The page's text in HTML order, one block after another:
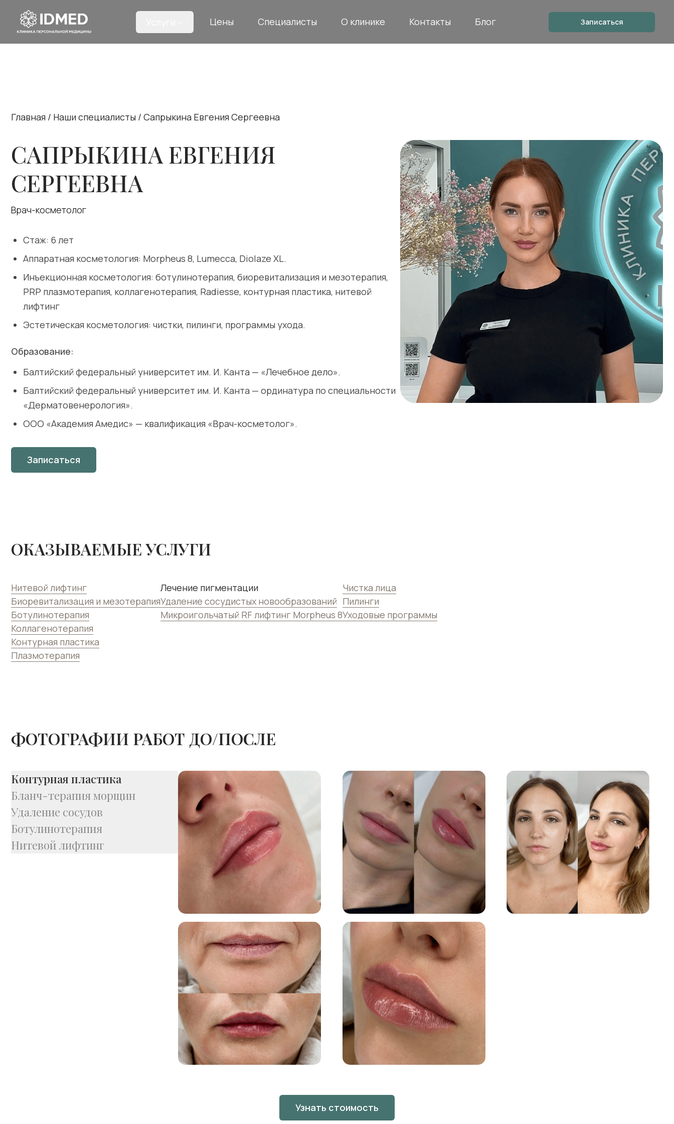
Цены Специалисты О клинике Контакты Блог Записаться
Главная / Наши специалисты / Сапрыкина Евгения Сергеевна
САПРЫКИНАЕВГЕНИЯ
СЕРГЕЕВНА
Врач-косметолог
Стаж: 6 лет
Аппаратная косметология: Morpheus 8, Lumecca, Diolaze XL.
Инъекционная косметология: ботулинотерапия, биоревитализация и мезотерапия,
PRP плазмотерапия, коллагенотерапия, Radiesse, контурная пластика, нитевой
лифтинг
Эстетическая косметология: чистки, пилинги, программы ухода.
Образование:
Балтийский федеральный университет им. И. Канта — «Лечебное дело».
Балтийский федеральный университет им. И. Канта — ординатура по специальности
«Дерматовенерология».
ООО «Академия Амедис» — квалификация «Врач-косметолог».
Записаться
ОКАЗЫВАЕМЫЕ УСЛУГИ
Нитевой лифтинг
Биоревитализация и мезотерапия
Ботулинотерапия
Коллагенотерапия
Контурная пластика
Плазмотерапия
Лечение пигментации
Удаление сосудистых новообразований
Микроигольчатый RF лифтинг Morpheus 8
Чистка лица
Пилинги
Уходовые программы
ФОТОГРАФИИ РАБОТ ДО/ПОСЛЕ
Контурная пластика
Бланч-терапия морщин
Удаление сосудов
Ботулинотерапия
Нитевой лифтинг
Узнать стоимость